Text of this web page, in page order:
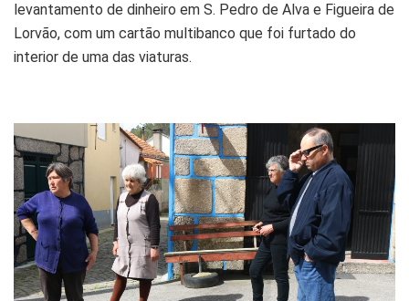
levantamento de dinheiro em S. Pedro de Alva e Figueira de
Lorvão, com um cartão multibanco que foi furtado do
interior de uma das viaturas.